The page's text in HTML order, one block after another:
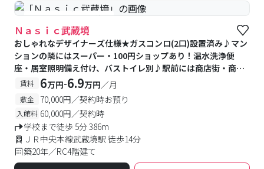
#予約受付中 #空室待ち
Ｎａｓｉｃ武蔵境
おしゃれなデザイナーズ仕様★ガスコンロ(2口)設置済み♪マン
ションの隣にはスーパー・100円ショップあり！温水洗浄便
座・居室照明備え付け、バストイレ別♪駅前には商店街・商業
施設が充実！
賃料 6万円-6.9万円／月
敷金 70,000円／契約時お預り
入館料 60,000円／契約時
学校まで徒歩 5分 386m
ＪＲ中央本線武蔵境駅 徒歩14分
築20年／RC4階建て